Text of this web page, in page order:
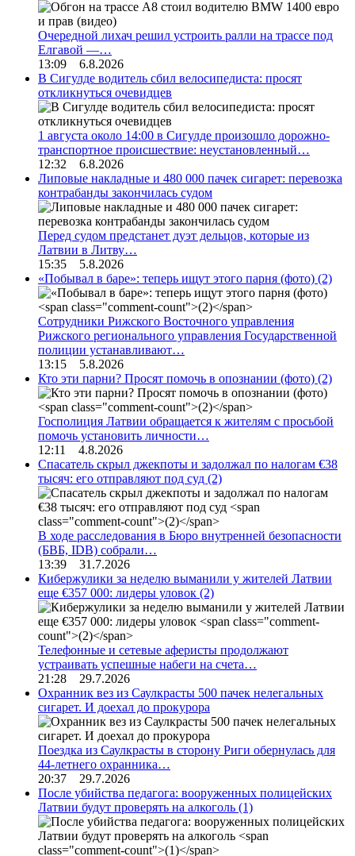
Очередной лихач решил устроить ралли на трассе под
Елгавой —…
13:09 6.8.2026
В Сигулде водитель сбил велосипедиста: просят
откликнуться очевидцев
1 августа около 14:00 в Сигулде произошло дорожно-
транспортное происшествие: неустановленный…
12:32 6.8.2026
Липовые накладные и 480 000 пачек сигарет: перевозка
контрабанды закончилась судом
Перед судом предстанет дуэт дельцов, которые из
Латвии в Литву…
15:35 5.8.2026
«Побывал в баре»: теперь ищут этого парня (фото) (2)
Сотрудники Рижского Восточного управления
Рижского регионального управления Государственной
полиции устанавливают…
13:15 5.8.2026
Кто эти парни? Просят помочь в опознании (фото) (2)
Госполиция Латвии обращается к жителям с просьбой
помочь установить личности…
12:11 4.8.2026
Спасатель скрыл джекпоты и задолжал по налогам €38
тысяч: его отправляют под суд (2)
В ходе расследования в Бюро внутренней безопасности
(БВБ, IDB) собрали…
13:39 31.7.2026
Кибержулики за неделю выманили у жителей Латвии
еще €357 000: лидеры уловок (2)
Телефонные и сетевые аферисты продолжают
устраивать успешные набеги на счета…
21:28 29.7.2026
Охранник вез из Саулкрасты 500 пачек нелегальных
сигарет. И доехал до прокурора
Поездка из Саулкрасты в сторону Риги обернулась для
44-летнего охранника…
20:37 29.7.2026
После убийства педагога: вооруженных полицейских
Латвии будут проверять на алкоголь (1)